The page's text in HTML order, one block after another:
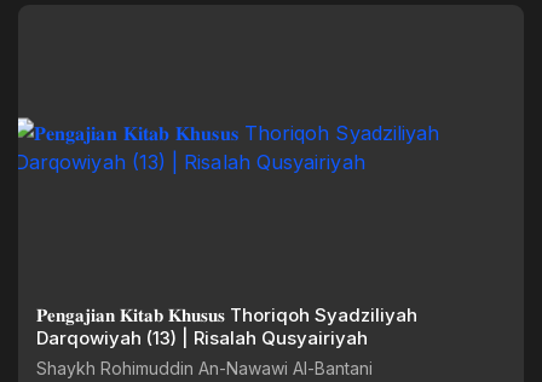
𝐏𝐞𝐧𝐠𝐚𝐣𝐢𝐚𝐧 𝐊𝐢𝐭𝐚𝐛 𝐊𝐡𝐮𝐬𝐮𝐬 Thoriqoh Syadziliyah
Darqowiyah (13) | Risalah Qusyairiyah
Shaykh Rohimuddin An-Nawawi Al-Bantani